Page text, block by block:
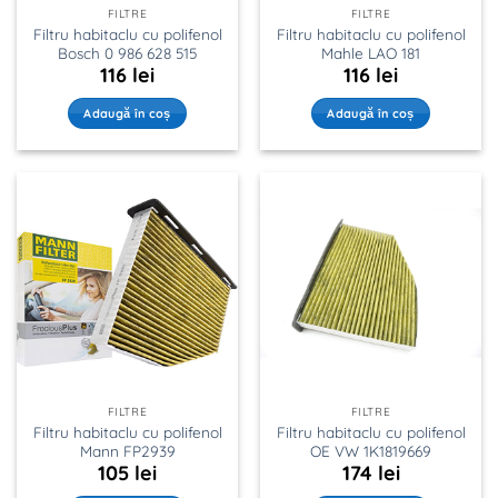
FILTRE
Filtru habitaclu cu polifenol
Bosch 0 986 628 515
116 lei
Adaugă în coș
FILTRE
Filtru habitaclu cu polifenol
Mahle LAO 181
116 lei
Adaugă în coș
FILTRE
Filtru habitaclu cu polifenol
Mann FP2939
105 lei
FILTRE
Filtru habitaclu cu polifenol
OE VW 1K1819669
174 lei